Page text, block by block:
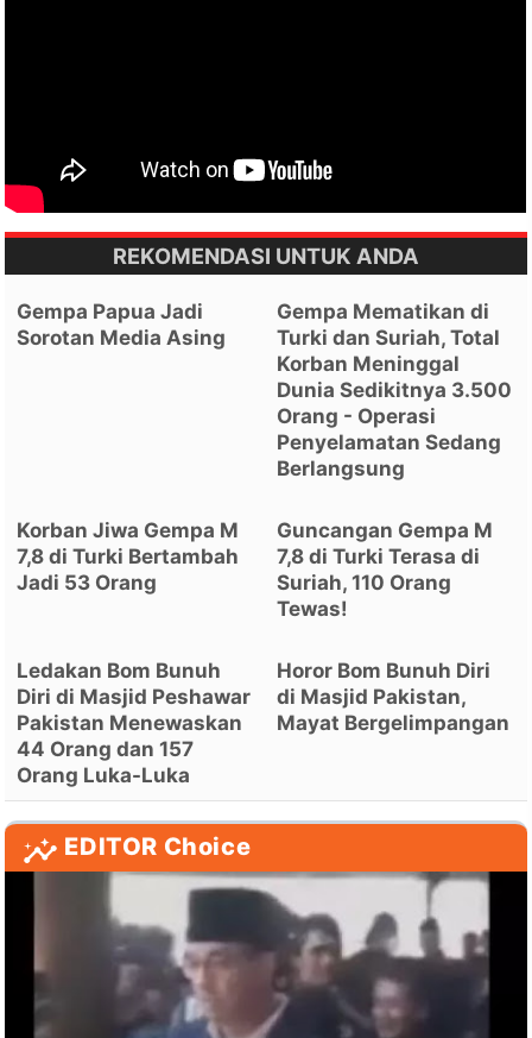
REKOMENDASI UNTUK ANDA
Gempa Papua Jadi
Sorotan Media Asing
Gempa Mematikan di
Turki dan Suriah, Total
Korban Meninggal
Dunia Sedikitnya 3.500
Orang - Operasi
Penyelamatan Sedang
Berlangsung
Korban Jiwa Gempa M
7,8 di Turki Bertambah
Jadi 53 Orang
Guncangan Gempa M
7,8 di Turki Terasa di
Suriah, 110 Orang
Tewas!
Ledakan Bom Bunuh
Diri di Masjid Peshawar
Pakistan Menewaskan
44 Orang dan 157
Orang Luka-Luka
Horor Bom Bunuh Diri
di Masjid Pakistan,
Mayat Bergelimpangan
EDITOR Choice